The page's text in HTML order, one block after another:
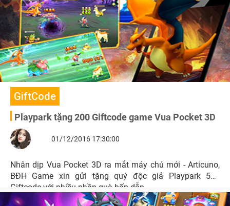
GiftCode
Playpark tặng 200 Giftcode game Vua Pocket 3D
01/12/2016 17:30:00
Nhân dịp Vua Pocket 3D ra mắt máy chủ mới - Articuno,
BĐH Game xin gửi tặng quý độc giả Playpark 500
Giftcode với nhiều phần quà hấp dẫn.